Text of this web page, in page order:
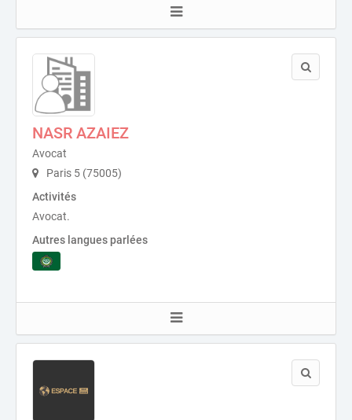
NASR AZAIEZ
Avocat
Paris 5 (75005)
Activités
Avocat.
Autres langues parlées